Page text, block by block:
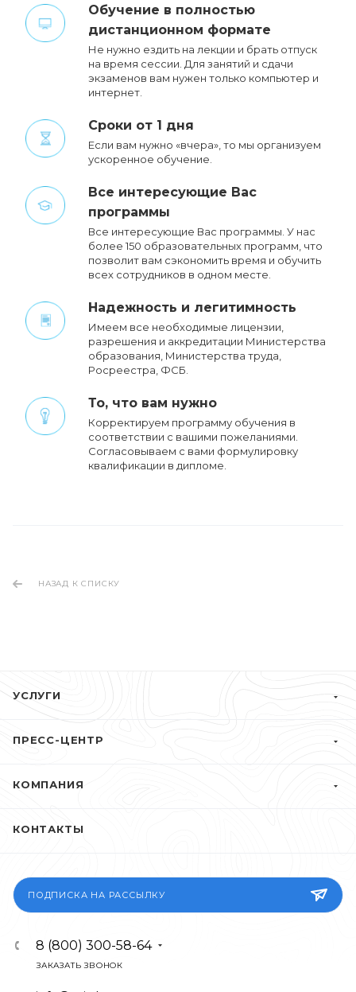
Обучение в полностью
дистанционном формате
Не нужно ездить на лекции и брать отпуск
на время сессии. Для занятий и сдачи
экзаменов вам нужен только компьютер и
интернет.
Сроки от 1 дня
Если вам нужно «вчера», то мы организуем
ускоренное обучение.
Все интересующие Вас
программы
Все интересующие Вас программы. У нас
более 150 образовательных программ, что
позволит вам сэкономить время и обучить
всех сотрудников в одном месте.
Надежность и легитимность
Имеем все необходимые лицензии,
разрешения и аккредитации Министерства
образования, Министерства труда,
Росреестра, ФСБ.
То, что вам нужно
Корректируем программу обучения в
соответствии с вашими пожеланиями.
Cогласовываем с вами формулировку
квалификации в дипломе.
НАЗАД К СПИСКУ
УСЛУГИ
ПРЕСС-ЦЕНТР
КОМПАНИЯ
КОНТАКТЫ
ПОДПИСКА НА РАССЫЛКУ
8 (800) 300-58-64
ЗАКАЗАТЬ ЗВОНОК